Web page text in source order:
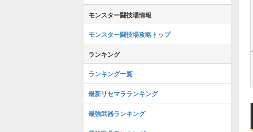
モンスター闘技場情報
モンスター闘技場攻略トップ
ランキング
ランキング一覧
最新リセマラランキング
最強武器ランキング